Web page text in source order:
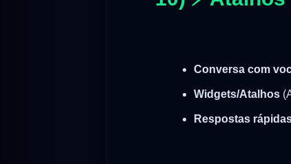
Conversa com
Widgets/Atalhos
Respostas